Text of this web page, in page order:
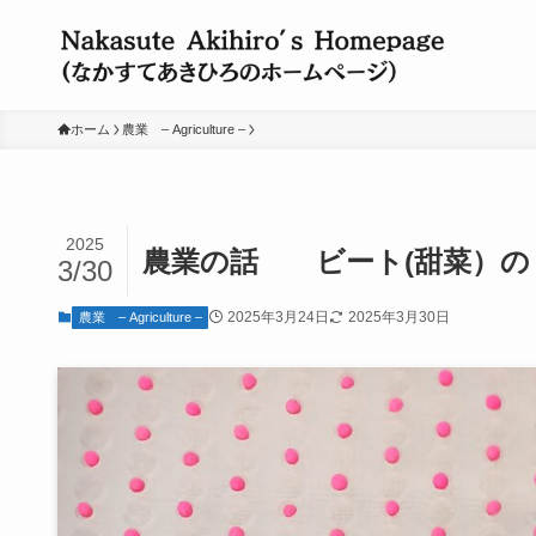
ホーム 農業 – Agriculture –
農業の話 ビート(甜菜）
2025
3/30
農業 – Agriculture – 2025年3月24日 2025年3月30日